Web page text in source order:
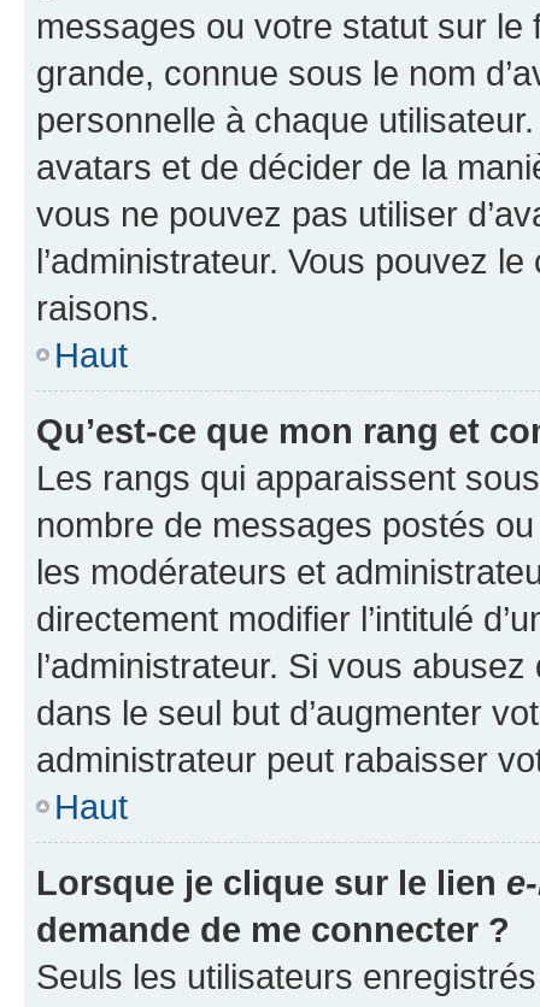
messages ou votre statut sur
grande, connue sous le nom
personnelle à chaque utilisateur.
avatars et de décider de la
vous ne pouvez pas utiliser
l’administrateur. Vous pouvez
raisons.
Haut
Qu’est-ce que mon rang et
Les rangs qui apparaissent
nombre de messages postés
les modérateurs et
directement modifier l’intitulé
l’administrateur. Si vous
dans le seul but d’augmenter
administrateur peut rabaisser
Haut
Lorsque je clique sur le lien
demande de me connecter ?
Seuls les utilisateurs